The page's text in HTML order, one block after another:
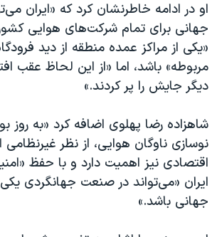
او در ادامه خاطرنشان کرد که «ایران
جهانی برای تمام شرکت‌های هوایی
«یکی از مراکز عمده منطقه از دید
مربوطه» باشد، اما «از این لحاظ عقب
دیگر جایش را پر کردند.»
شاهزاده رضا پهلوی اضافه کرد «به روز
نوسازی ناوگان هوایی، از نظر غیرنظامی
اقتصادی نیز اهمیت دارد و با حفظ
ایران «می‌تواند در صنعت جهانگردی
جهانی باشد.»